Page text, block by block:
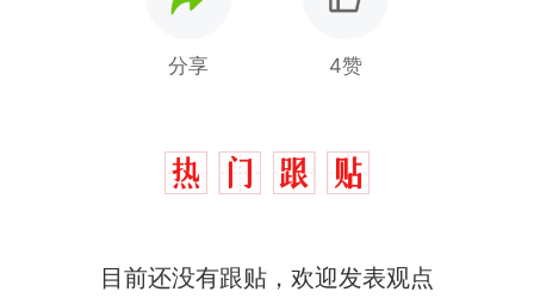
分享 4赞
目前还没有跟贴，欢迎发表观点
因老师一句“跟我回家”改写了